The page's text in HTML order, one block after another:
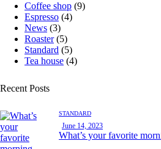
Coffee shop (9)
Espresso (4)
News (3)
Roaster(5)
Standard (5)
Tea house (4)
Recent Posts
STANDARD
June 14, 2023
What’s your favorite